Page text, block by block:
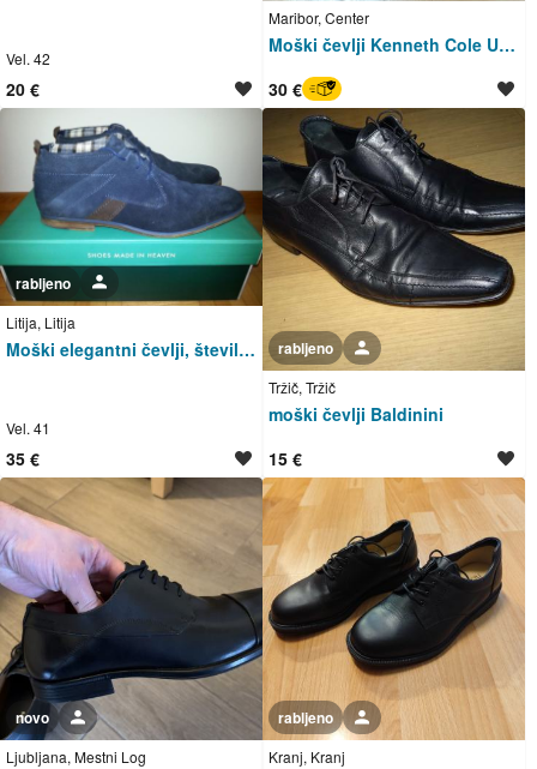
Vel. 42
20 €
Moški čevlji Kenneth Cole Unlisted, št. 43, novi!
Maribor, Center
30 €
Moški elegantni čevlji, številka 41
Litija, Litija
rabljeno
Vel. 41
35 €
moški čevlji Baldinini
Tržič, Tržič
rabljeno
15 €
Ljubljana, Mestni Log
novo
Kranj, Kranj
rabljeno